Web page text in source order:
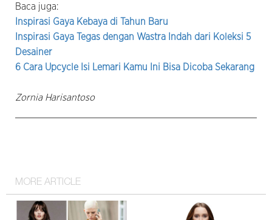
Baca juga:
Inspirasi Gaya Kebaya di Tahun Baru
Inspirasi Gaya Tegas dengan Wastra Indah dari Koleksi 5
Desainer
6 Cara Upcycle Isi Lemari Kamu Ini Bisa Dicoba Sekarang
Zornia Harisantoso
MORE ARTICLE